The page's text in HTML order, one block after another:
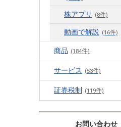
株アプリ (8件)
動画で解説 (16件)
商品 (184件)
サービス (53件)
証券税制 (119件)
お問い合わせ